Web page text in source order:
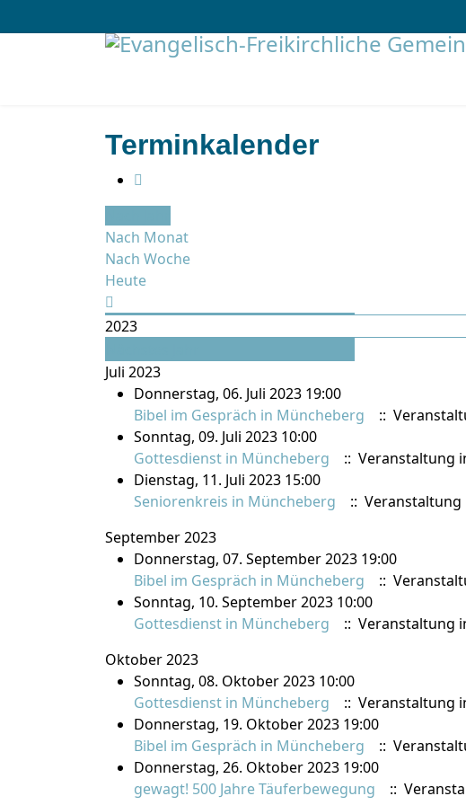
Terminkalender
Nach Monat
Nach Woche
Heute
2023
Juli 2023
Donnerstag, 06. Juli 2023 19:00
Bibel im Gespräch in Müncheberg
::
Sonntag, 09. Juli 2023 10:00
Gottesdienst in Müncheberg
:: Veranstaltung
Dienstag, 11. Juli 2023 15:00
Seniorenkreis in Müncheberg
:: Veranstaltung
September 2023
Donnerstag, 07. September 2023 19:00
Bibel im Gespräch in Müncheberg
::
Sonntag, 10. September 2023 10:00
Gottesdienst in Müncheberg
:: Veranstaltung
Oktober 2023
Sonntag, 08. Oktober 2023 10:00
Gottesdienst in Müncheberg
:: Veranstaltung
Donnerstag, 19. Oktober 2023 19:00
Bibel im Gespräch in Müncheberg
::
Donnerstag, 26. Oktober 2023 19:00
gewagt! 500 Jahre Täuferbewegung
::